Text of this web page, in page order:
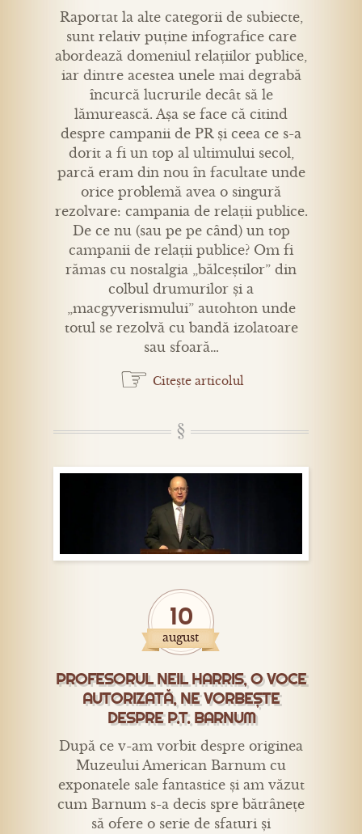
Raportat la alte categorii de subiecte,
sunt relativ puține infografice care
abordează domeniul relațiilor publice,
iar dintre acestea unele mai degrabă
încurcă lucrurile decât să le
lămurească. Așa se face că citind
despre campanii de PR și ceea ce s-a
dorit a fi un top al ultimului secol,
parcă eram din nou în facultate unde
orice problemă avea o singură
rezolvare: campania de relații publice.
De ce nu (sau pe pe când) un top
campanii de relații publice? Om fi
rămas cu nostalgia „bălceștilor” din
colbul drumurilor și a
„macgyverismului” autohton unde
totul se rezolvă cu bandă izolatoare
sau sfoară…
☞ Citește articolul
10
august
PROFESORUL NEIL HARRIS, O VOCE
AUTORIZATĂ, NE VORBEȘTE
DESPRE P.T. BARNUM
După ce v-am vorbit despre originea
Muzeului American Barnum cu
exponatele sale fantastice și am văzut
cum Barnum s-a decis spre bătrânețe
să ofere o serie de sfaturi și